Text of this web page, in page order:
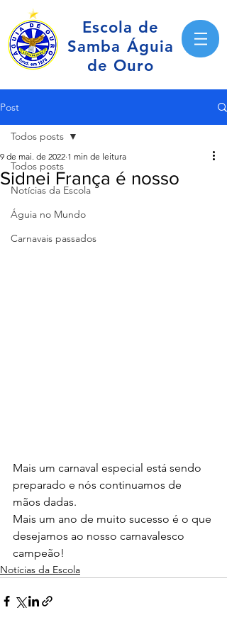
Escola de
Samba Águia
de Ouro
Post
Todos posts
Notícias da Escola
Águia no Mundo
Carnavais passados
Todos posts
Sidnei França é nosso
9 de mai. de 2022 1 min de leitura
Mais um carnaval especial está sendo
preparado e nós continuamos de
mãos dadas.
Mais um ano de muito sucesso é o que
desejamos ao nosso carnavalesco
campeão!
Notícias da Escola